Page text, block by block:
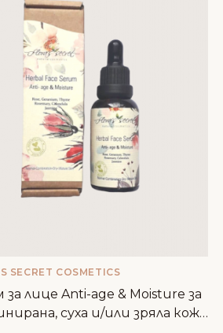
SECRET COSMETICS
за лице Anti-age & Moisture за
суха и/или зряла кожа